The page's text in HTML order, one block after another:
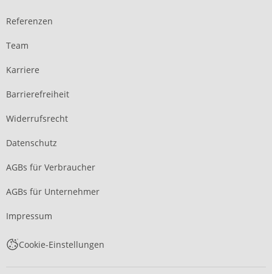
Referenzen
Team
Karriere
Barrierefreiheit
Widerrufsrecht
Datenschutz
AGBs für Verbraucher
AGBs für Unternehmer
Impressum
Cookie-Einstellungen